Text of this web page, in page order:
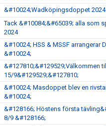
&#10024;Wadköpingsdoppet 2024
Tack &#10084;&#65039; alla som
2024
&#10024; HSS & MSSF arrangerar
&#10024;
&#127810;&#129529;Välkommen
15/9&#129529;&#127810;
&#10024; Masdoppet blev en
&#10024;
&#128166; Höstens första
8/9 &#128166;